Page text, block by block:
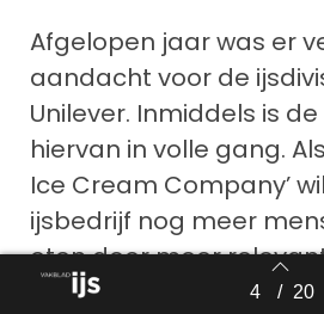
Back to index 4 / 20
Afgelopen jaar was er
aandacht voor de
Unilever. Inmiddels is
hiervan in volle gang.
Ice Cream Company’
ijsbedrijf nog meer
eten door meer
voor een ijsje aan te